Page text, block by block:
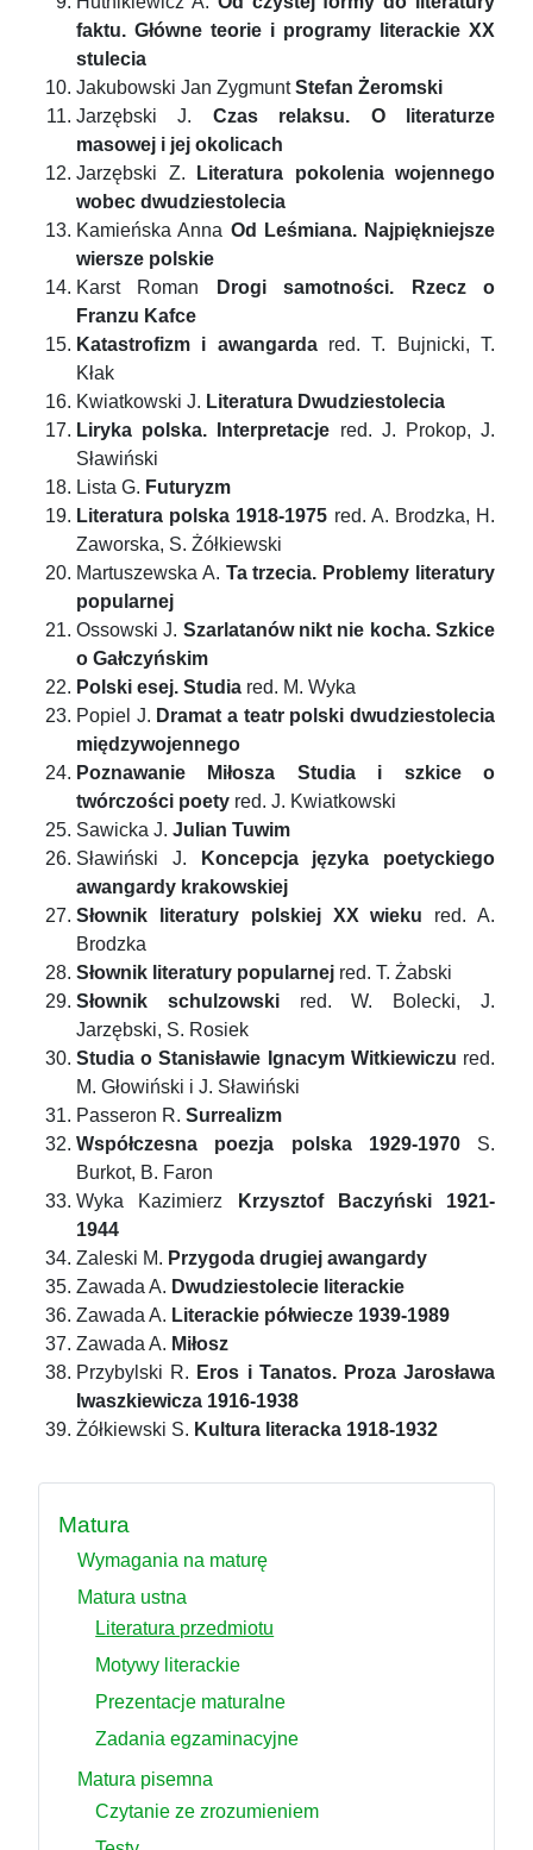
faktu. Główne teorie i programy literackie XX
stulecia
Jakubowski Jan ZygmuntStefan Żeromski
Jarzębski J. Czas relaksu. O literaturze
masowej i jej okolicach
Jarzębski Z.
Literatura pokolenia wojennego
wobec dwudziestolecia
Kamieńska Anna Od Leśmiana. Najpiękniejsze
wiersze polskie
Karst Roman
Drogi samotności. Rzecz o
Franzu Kafce
Katastrofizm i awangarda red. T. Bujnicki, T.
Kłak
Kwiatkowski J. Literatura Dwudziestolecia
Liryka polska. Interpretacje red. J. Prokop, J.
Sławiński
Lista G. Futuryzm
Literatura polska 1918-1975 red. A. Brodzka, H.
Zaworska, S. Żółkiewski
Martuszewska A. Ta trzecia. Problemy literatury
popularnej
Ossowski J. Szarlatanów nikt nie kocha. Szkice
o Gałczyńskim
Polski esej. Studia red. M. Wyka
Popiel J. Dramat a teatr polski dwudziestolecia
międzywojennego
Poznawanie Miłosza Studia i szkice o
twórczości poety red. J. Kwiatkowski
Sawicka J. Julian Tuwim
Sławiński J.
Koncepcja języka poetyckiego
awangardy krakowskiej
Słownik literatury polskiej XX wieku red. A.
Brodzka
Słownik literatury popularnej red. T. Żabski
Słownik schulzowski red. W. Bolecki, J.
Jarzębski, S. Rosiek
Studia o Stanisławie Ignacym Witkiewiczu red.
M. Głowiński i J. Sławiński
Passeron R. Surrealizm
Współczesna poezja polska 1929-1970 S.
Burkot, B. Faron
Wyka Kazimierz
Krzysztof Baczyński 1921-
1944
Zaleski M. Przygoda drugiej awangardy
Zawada A. Dwudziestolecie literackie
Zawada A. Literackie półwiecze 1939-1989
Zawada A. Miłosz
Przybylski R. Eros i Tanatos. Proza Jarosława
Iwaszkiewicza 1916-1938
Żółkiewski S. Kultura literacka 1918-1932
Matura
Wymagania na maturę
Matura ustna
Literatura przedmiotu
Motywy literackie
Prezentacje maturalne
Zadania egzaminacyjne
Matura pisemna
Czytanie ze zrozumieniem